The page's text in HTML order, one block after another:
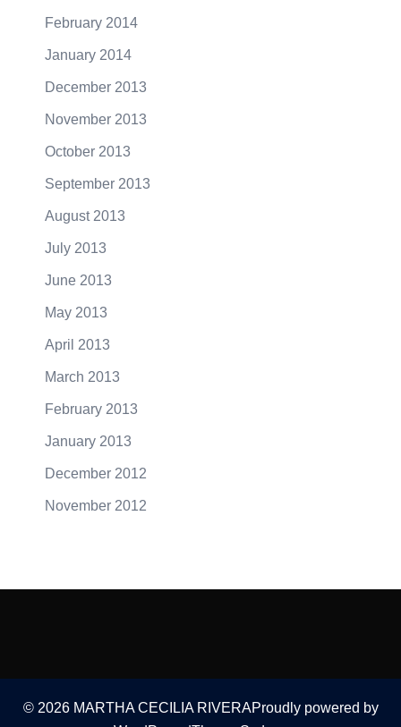
February 2014
January 2014
December 2013
November 2013
October 2013
September 2013
August 2013
July 2013
June 2013
May 2013
April 2013
March 2013
February 2013
January 2013
December 2012
November 2012
© 2026 MARTHA CECILIA RIVERAProudly powered by